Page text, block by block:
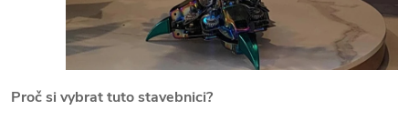
Proč si vybrat tuto stavebnici?